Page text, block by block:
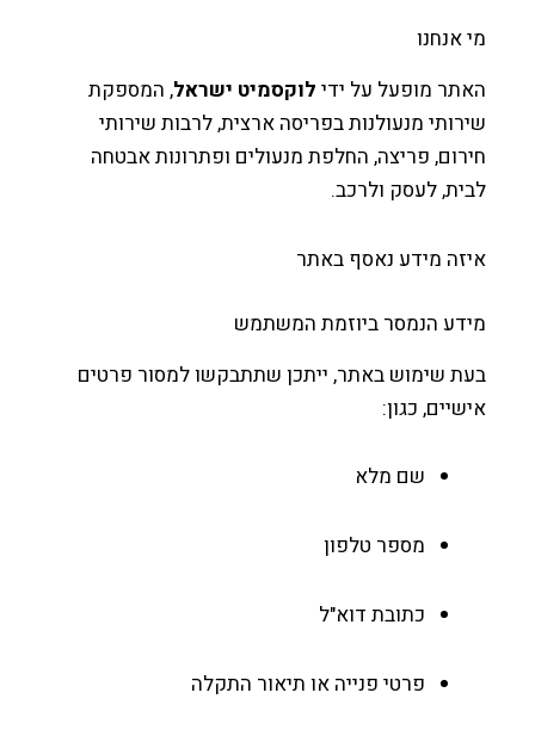
מופעל על ידילוקסמיט ישראל, המספקת
מנעולנות בפריסה ארצית, לרבות שירותי
פריצה, החלפת מנעולים ופתרונות אבטחה
לעסק ולרכב.
מידע נאסף באתר
הנמסר ביוזמת המשתמש
שימוש באתר, ייתכן שתתבקשו למסור פרטים
כגון:
שם מלא
מספר טלפון
כתובת דוא"ל
פרטי פנייה או תיאור התקלה